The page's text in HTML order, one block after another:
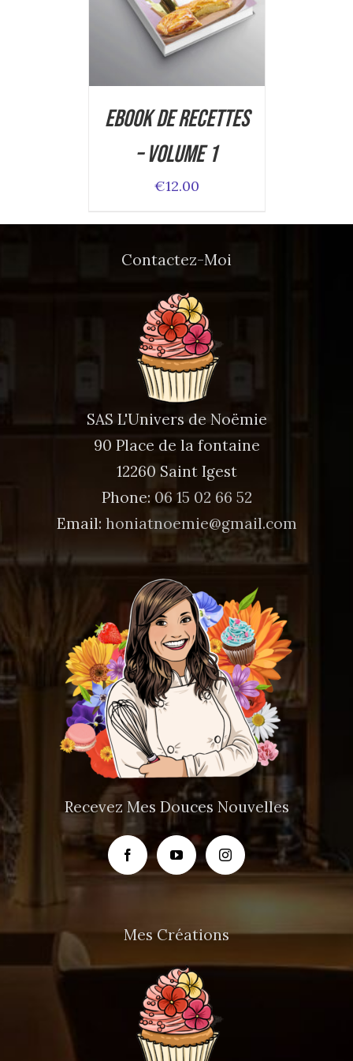
DETAILS
Ebook de Recettes
– Volume 1
€12.00
Contactez-Moi
SAS L'Univers de Noëmie
90 Place de la fontaine
12260 Saint Igest
Phone: 06 15 02 66 52
Email: honiatnoemie@gmail.com
Recevez Mes Douces Nouvelles
Mes Créations